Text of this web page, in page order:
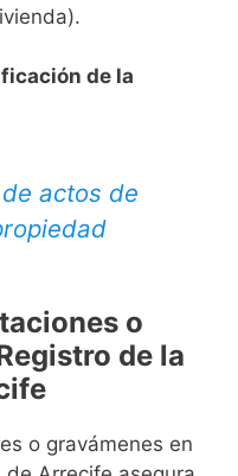
de la
actos de
o
de la
o gravámenes en